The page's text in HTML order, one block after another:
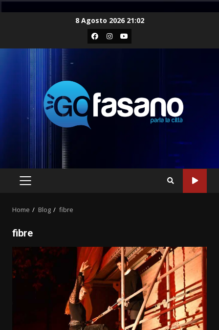
8 Agosto 2026 21:02
Facebook
Instagram
Youtube
PRIMARY
Home Blog fibre
fibre